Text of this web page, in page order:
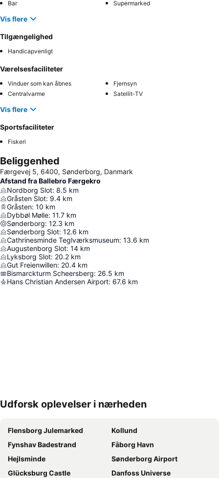
Bar Supermarked
Vis flere
Tilgængelighed
Handicapvenligt
Værelsesfaciliteter
Vinduer som kan åbnes
Fjernsyn
Centralvarme
Satellit-TV
Vis flere
Sportsfaciliteter
Fiskeri
Beliggenhed
Færgevej 5, 6400, Sønderborg, Danmark
Afstand fra Ballebro Færgekro
Nordborg Slot: 8.5 km
Gråsten Slot: 9.4 km
Gråsten: 10 km
Dybbøl Mølle: 11.7 km
Sønderborg: 12.3 km
Sønderborg Slot: 12.6 km
Cathrinesminde Teglværksmuseum: 13.6 km
Augustenborg Slot: 14 km
Lyksborg Slot: 20.2 km
Gut Freienwillen: 20.4 km
Bismarckturm Scheersberg: 26.5 km
Hans Christian Andersen Airport: 67.6 km
Udvid kort
Udforsk oplevelser i nærheden
Flensborg Julemarked
Kollund
Fynshav Badestrand
Fåborg Havn
Hejlsminde
Sønderborg Airport
Glücksburg Castle
Danfoss Universe